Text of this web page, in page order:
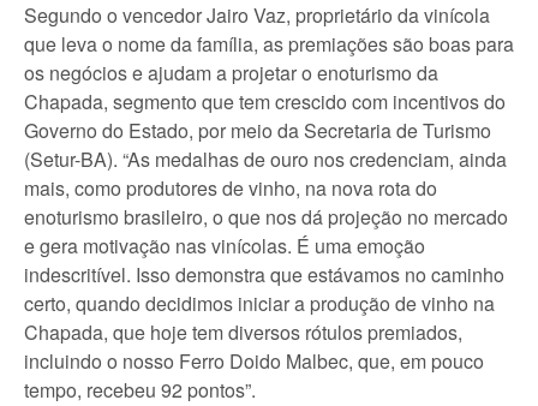
Segundo o vencedor Jairo Vaz, proprietário da vinícola
que leva o nome da família, as premiações são boas para
os negócios e ajudam a projetar o enoturismo da
Chapada, segmento que tem crescido com incentivos do
Governo do Estado, por meio da Secretaria de Turismo
(Setur-BA). “As medalhas de ouro nos credenciam, ainda
mais, como produtores de vinho, na nova rota do
enoturismo brasileiro, o que nos dá projeção no mercado
e gera motivação nas vinícolas. É uma emoção
indescritível. Isso demonstra que estávamos no caminho
certo, quando decidimos iniciar a produção de vinho na
Chapada, que hoje tem diversos rótulos premiados,
incluindo o nosso Ferro Doido Malbec, que, em pouco
tempo, recebeu 92 pontos”.